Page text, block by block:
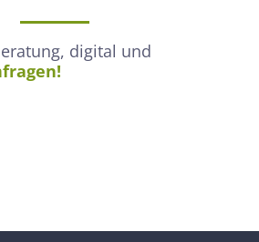
digital und